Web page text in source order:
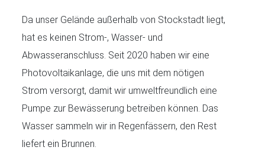
Da unser Gelände außerhalb von Stockstadt liegt,
hat es keinen Strom-, Wasser- und
Abwasseranschluss. Seit 2020 haben wir eine
Photovoltaikanlage, die uns mit dem nötigen
Strom versorgt, damit wir umweltfreundlich eine
Pumpe zur Bewässerung betreiben können. Das
Wasser sammeln wir in Regenfässern, den Rest
liefert ein Brunnen.